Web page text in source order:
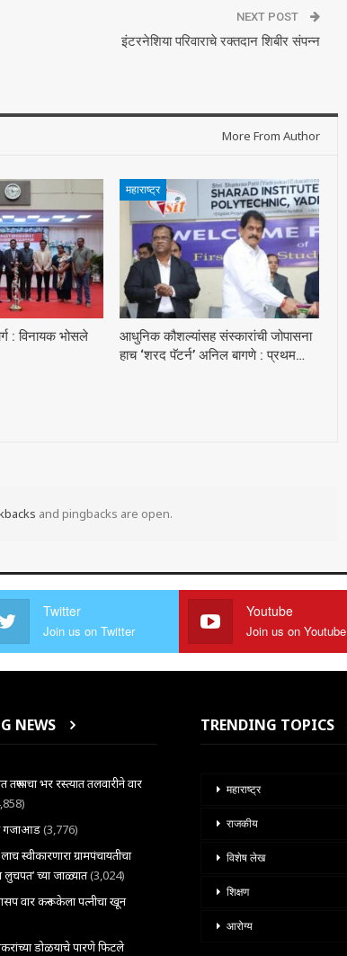
NEXT POST
इंटरनेशिया परिवाराचे रक्तदान शिबीर संपन्न
More From Author
: विनायक भोसले
महाराष्ट्र
आधुनिक कौशल्यांसह संस्कारांची जोपासना
हाच ‘शरद पॅटर्न’ अनिल बागणे : प्रथम…
and pingbacks are open.
Twitter
Join us on Twitter
Youtube
Join us on Youtube
NEWS
भर रस्त्यात तलवारीने वार
गजाआड(3,776)
स्वीकारणारा ग्रामपंचायतीचा
लुचपत’ च्या जाळ्यात(3,024)
वार करून केला पत्नीचा खून
डोळयाचे पारणे फिटले
TRENDING TOPICS
महाराष्ट्र
राजकीय
विशेष लेख
शिक्षण
आरोग्य